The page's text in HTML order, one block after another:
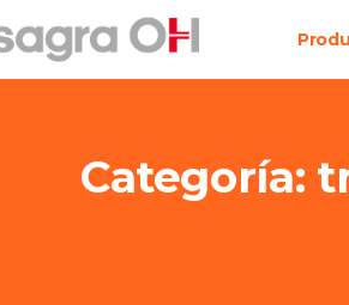
Categoría: